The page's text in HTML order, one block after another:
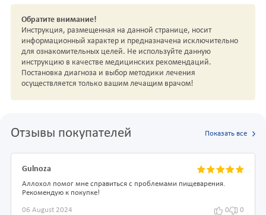
Обратите внимание!
Инструкция, размещенная на данной странице, носит
информационный характер и предназначена исключительно
для ознакомительных целей. Не используйте данную
инструкцию в качестве медицинских рекомендаций.
Постановка диагноза и выбор методики лечения
осуществляется только вашим лечащим врачом!
Отзывы покупателей Показать все
Gulnoza
Аллохол помог мне справиться с проблемами пищеварения.
Рекомендую к покупке!
06 August 2024 0 0